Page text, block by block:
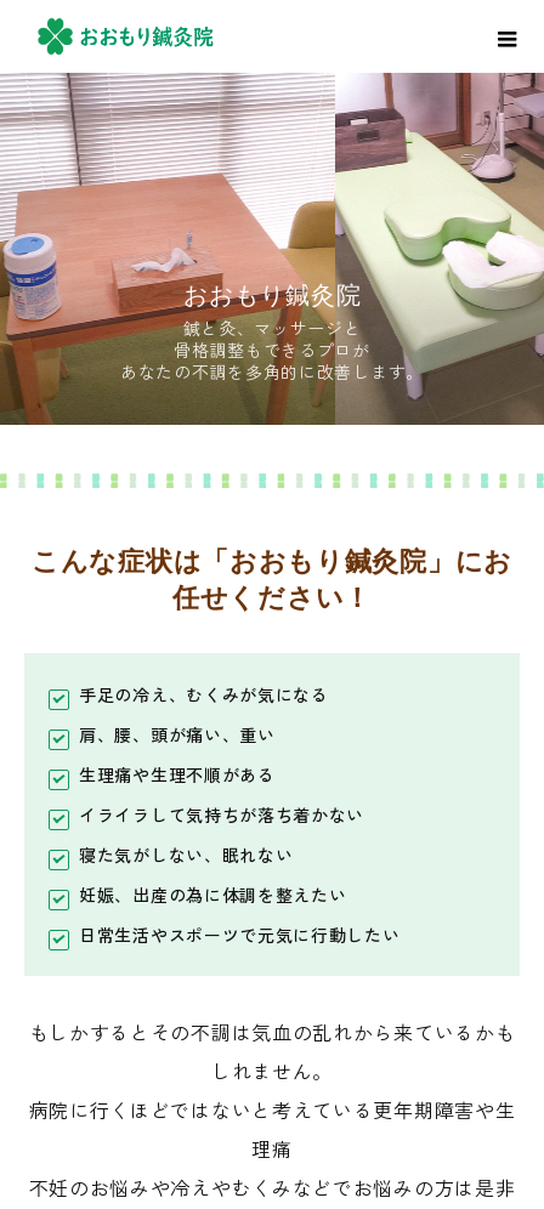
おおもり鍼灸院
鍼と灸、マッサージと
骨格調整もできるプロが
あなたの不調を多角的に改善します。
こんな症状は「おおもり鍼灸院」にお
任せください！
手足の冷え、むくみが気になる
肩、腰、頭が痛い、重い
生理痛や生理不順がある
イライラして気持ちが落ち着かない
寝た気がしない、眠れない
妊娠、出産の為に体調を整えたい
日常生活やスポーツで元気に行動したい
もしかするとその不調は気血の乱れから来ているかも
しれません。
病院に行くほどではないと考えている更年期障害や生
理痛
不妊のお悩みや冷えやむくみなどでお悩みの方は是非